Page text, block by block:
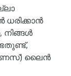
നിങ്ങൾ
ലൈൻ